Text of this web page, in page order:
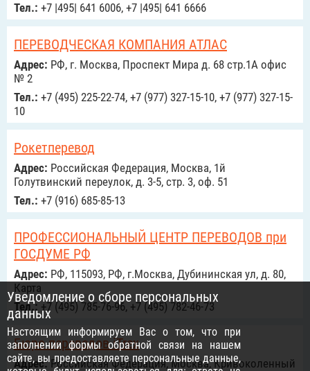
Тел.: +7 |495| 641 6006, +7 |495| 641 6666
ПЕРЕВОДЧЕСКАЯ КОМПАНИЯ АТЛАС
Адрес: РФ, г. Москва, Проспект Мира д. 68 стр.1А офис
№ 2
Тел.: +7 (495) 225-22-74, +7 (977) 327-15-10, +7 (977) 327-15-
10
Рокетперевод
Адрес: Российcкая Федерация, Москва, 1й
Голутвинский переулок, д. 3-5, стр. 3, оф. 51
Тел.: +7 (916) 685-85-13
ПРОФЕССИОНАЛЬНЫЙ ЦЕНТР ПЕРЕВОДОВ при
ГОСДУМЕ РФ
Адрес: РФ, 115093, РФ, г.Москва, Дубининская ул, д. 80,
Карта
Тел.: +7 (495) 785-76-96, +7 (495) 782-46-73
Бюро переводов iTrex
Адрес:Российcкая Федерация, Москва, Кривоколенный
Уведомление о сборе персональных
данных
Настоящим информируем Вас о том, что при
заполнении формы обратной связи на нашем
сайте, вы предоставляете персональные данные,